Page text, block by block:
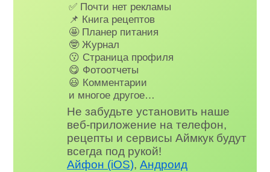
✅ Почти нет рекламы
📌 Книга рецептов
🤩 Планер питания
🤓 Журнал
😗 Страница профиля
😋 Фотоотчеты
😃 Комментарии
и многое другое…
Не забудьте установить наше
веб-приложение на телефон,
рецепты и сервисы Аймкук будут
всегда под рукой!
Айфон (iOS),Андроид